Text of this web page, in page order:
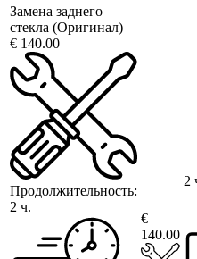
Замена заднего
стекла (Оригинал)
€ 140.00
Продолжительность:
2 ч.
€
140.00
2